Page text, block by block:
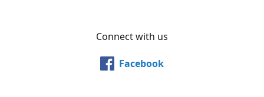
Connect with us
Facebook